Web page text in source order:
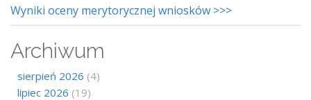
Wyniki oceny merytorycznej wniosków >>>
Archiwum
sierpień 2026 (4)
lipiec 2026 (19)